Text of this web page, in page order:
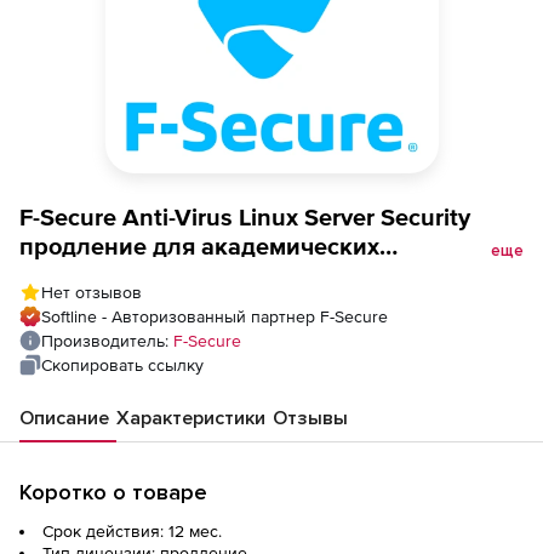
F-Secure Anti-Virus Linux Server Security
продление для академических
лицензий
еще
Нет отзывов
Softline - Авторизованный партнер F-Secure
Производитель: F-Secure
Скопировать ссылку
Описание Характеристики Отзывы
Коротко о товаре
Срок действия: 12 мес.